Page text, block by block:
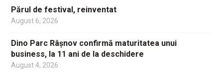
Părul de festival, reinventat
August 6, 2026
Dino Parc Râșnov confirmă maturitatea unui
business, la 11 ani de la deschidere
August 4, 2026